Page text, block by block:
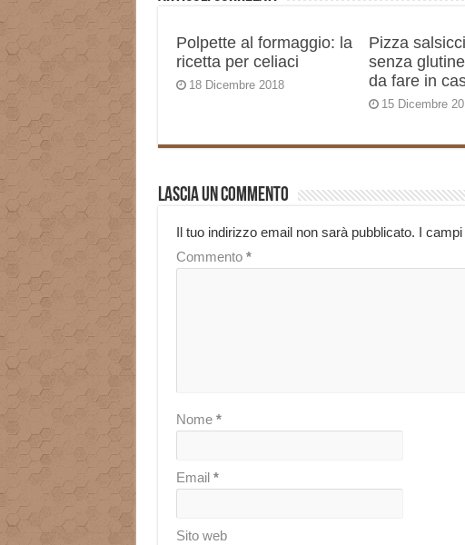
Polpette al formaggio: la
ricetta per celiaci
18 Dicembre 2018
Pizza
senza
da fare in
15 Dicembre
Lascia un commento
Il tuo indirizzo email non sarà pubblicato. I
Commento *
Nome *
Email *
Sito web